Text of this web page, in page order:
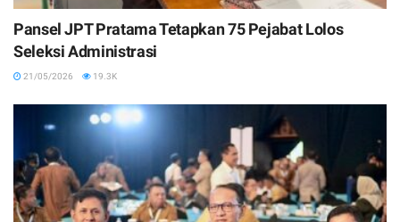
Pansel JPT Pratama Tetapkan 75 Pejabat Lolos
Seleksi Administrasi
21/05/2026 19.3K